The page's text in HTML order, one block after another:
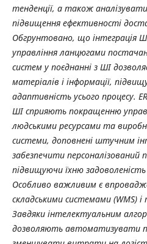
тенденції, а також
підвищення ефективності
Обгрунтовано, що інтеграція
управління ланцюгами
систем у поєднанні з ШІ
матеріалів і інформації,
адаптивність усього процесу.
ШІ сприяють покращенню
людськими ресурсами та
системи, доповнені штучним
забезпечити персоналізований
підвищуючи їхню задоволеність
Особливо важливим є
складськими системами (WMS)
Завдяки інтелектуальним
дозволяють автоматизувати